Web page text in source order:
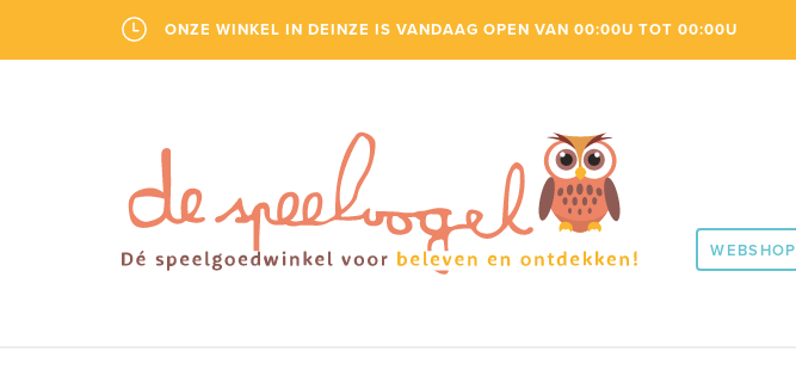
ONZE WINKEL IN DEINZE IS VANDAAG OPEN VAN 00:00U TOT 00:00U
WEBSHOP